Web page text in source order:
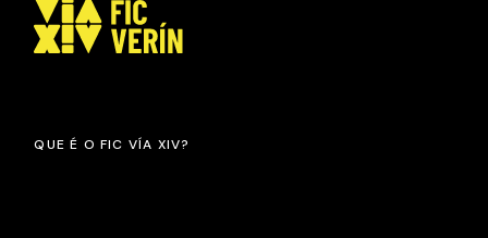
QUE É O FIC VÍA XIV?